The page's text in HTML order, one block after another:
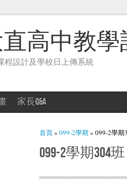
高中教
程設計及學校日上傳系統
家長Q&A
您在這裡
首頁» 099-2學期 » 099-2學期
099-2學期304班